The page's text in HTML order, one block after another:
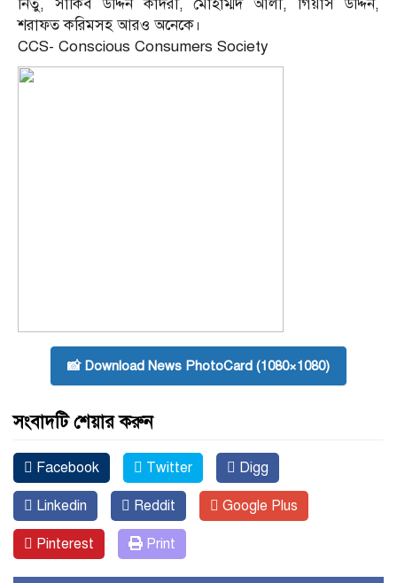
নিতু, সাকিব উদ্দিন কাদরী, মোহাম্মদ আলী, গিয়াস উদ্দিন,
শরাফত করিমসহ আরও অনেকে।
CCS- Conscious Consumers Society
📸 Download News PhotoCard (1080×1080)
সংবাদটি শেয়ার করুন
Facebook Twitter Digg
Linkedin Reddit Google Plus
Pinterest Print